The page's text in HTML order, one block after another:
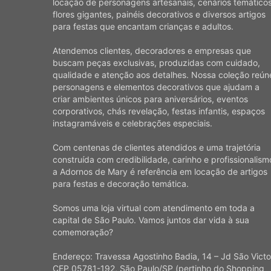
locação de personagens artesanais, cenários
flores gigantes, painéis decorativos e diversos artigos
para festas que encantam crianças e adultos.
Atendemos clientes, decoradores e empresas que
buscam peças exclusivas, produzidas com cuidado,
qualidade e atenção aos detalhes. Nossa coleção
personagens e elementos decorativos que ajudam a
criar ambientes únicos para aniversários, eventos
corporativos, chás revelação, festas infantis, espaços
instagramáveis e celebrações especiais.
Com centenas de clientes atendidos e uma trajetória
construída com credibilidade, carinho e
a Adornos de Mary é referência em locação de artigos
para festas e decoração temática.
Somos uma loja virtual com atendimento em toda a
capital de São Paulo. Vamos juntos dar vida à sua
comemoração?
Endereço: Travessa Agostinho Badia, 14 – Jd São
CEP 05781-192, São Paulo/SP (pertinho do Shopping